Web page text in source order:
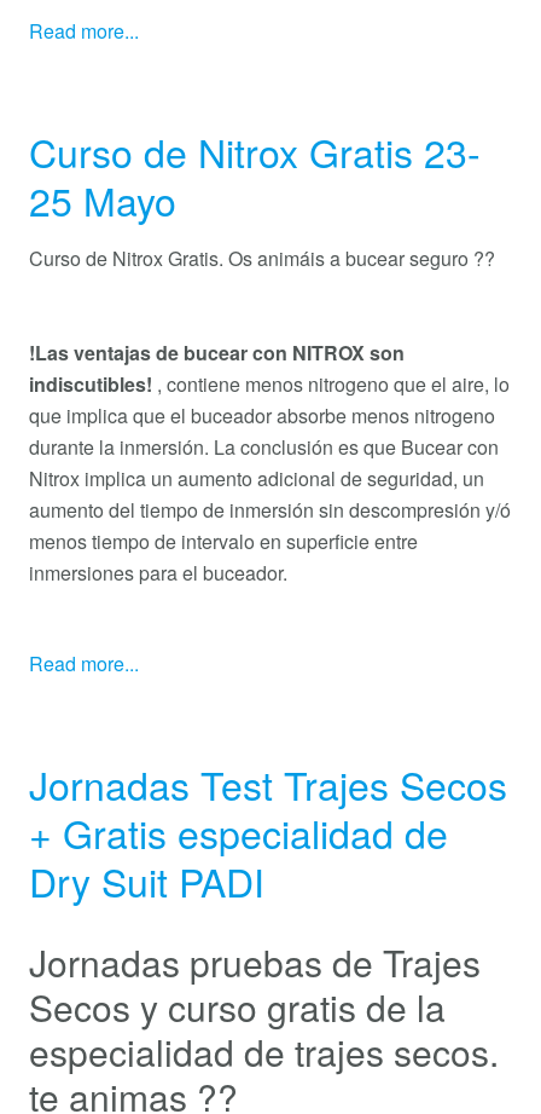
Read more...
Curso de Nitrox Gratis 23-
25 Mayo
Curso de Nitrox Gratis. Os animáis a bucear seguro ??
!Las ventajas de bucear con NITROX son
indiscutibles! , contiene menos nitrogeno que el aire, lo
que implica que el buceador absorbe menos nitrogeno
durante la inmersión. La conclusión es que Bucear con
Nitrox implica un aumento adicional de seguridad, un
aumento del tiempo de inmersión sin descompresión y/ó
menos tiempo de intervalo en superficie entre
inmersiones para el buceador.
Read more...
Jornadas Test Trajes Secos
+ Gratis especialidad de
Dry Suit PADI
Jornadas pruebas de Trajes
Secos y curso gratis de la
especialidad de trajes secos.
te animas ??